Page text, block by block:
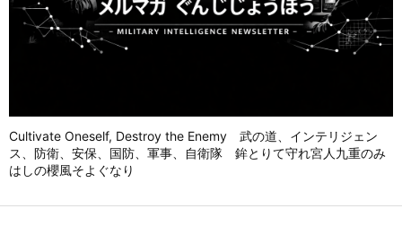
Cultivate Oneself, Destroy the Enemy 武の道、インテリジェン
ス、防衛、安保、国防、軍事、自衛隊 鉾とりて守れ宮人九重のみ
はしの櫻風そよぐなり
検索